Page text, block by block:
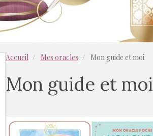
Accueil Mes oracles Mon guide et moi
Mon guide et moi